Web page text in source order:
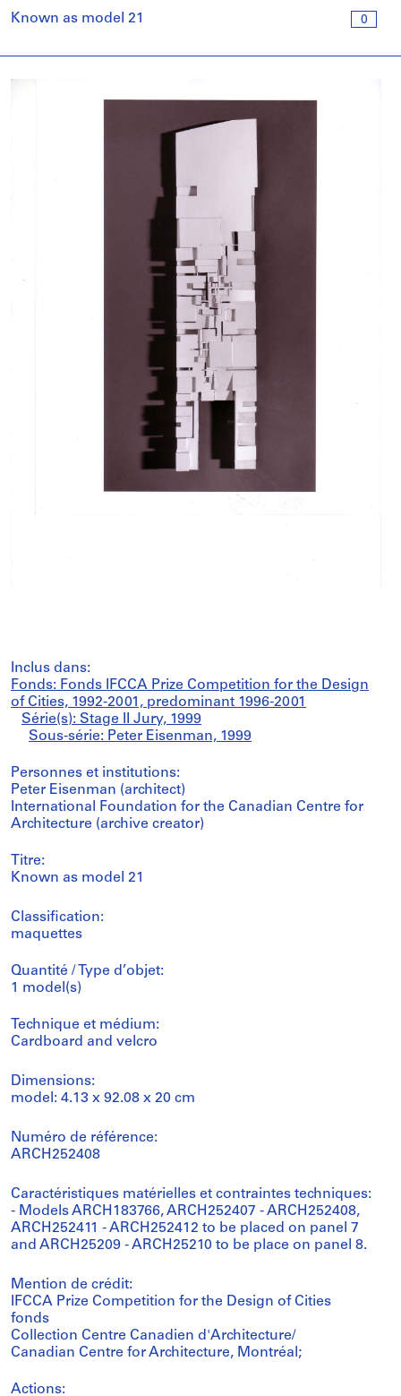
0
Known as model 21
Inclus dans:
Fonds: Fonds IFCCA Prize Competition for the Design
of Cities, 1992-2001, predominant 1996-2001
Série(s): Stage II Jury, 1999
Sous-série: Peter Eisenman, 1999
Personnes et institutions:
Peter Eisenman (architect)
International Foundation for the Canadian Centre for
Architecture (archive creator)
Titre:
Known as model 21
Classification:
maquettes
Quantité / Type d’objet:
1 model(s)
Technique et médium:
Cardboard and velcro
Dimensions:
model: 4.13 x 92.08 x 20 cm
Numéro de référence:
ARCH252408
Caractéristiques matérielles et contraintes techniques:
- Models ARCH183766, ARCH252407 - ARCH252408,
ARCH252411 - ARCH252412 to be placed on panel 7
and ARCH25209 - ARCH25210 to be place on panel 8.
Mention de crédit:
IFCCA Prize Competition for the Design of Cities
fonds
Collection Centre Canadien d'Architecture/
Canadian Centre for Architecture, Montréal;
Actions: